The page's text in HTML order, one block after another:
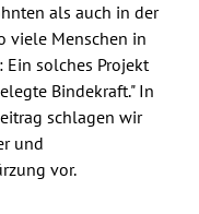
als auch in der
viele Menschen in
solches Projekt
Bindekraft." In
schlagen wir
und
vor.